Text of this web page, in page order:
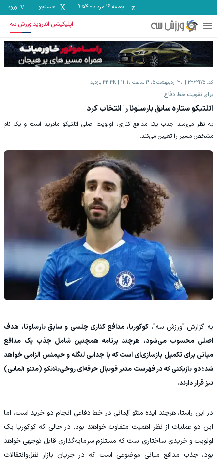
جمعه ۱۶ مرداد -
19:54 جستجو ورود
اپلیکیشن اندروید ورزش سه
کد: 2362175 30 اردیبهشت 1405 ساعت 14:10 43.4K بازدید
برای تقویت خط دفاع
اتلتیکو ستاره سابق بارسلونا را انتخاب کرد
به نظر می‌رسد جذب یک مدافع کناری، اولویت اصلی اتلتیکو مادرید است و یک نام
مشخص مسیر را تعیین می‌کند.
به گزارش "ورزش سه"،کوکوریا، مدافع کناری چلسی و سابق بارسلونا، هدف
اصلی محسوب می‌شود، هرچند برنامه همچنین شامل جذب یک مدافع
میانی برای تکمیل بازسازی‌ای است که با جدایی لنگله و خیمنس الزامی خواهد
شد؛ دو بازیکنی که در فهرست مدیر فوتبال حرفه‌ای روخی‌بلانکو (متئو آلِمانی)
نیز قرار دارند.
در این راستا، هرچند ایده متئو آلِمانی در خط دفاعی انجام دو خرید است، اما
این دو عملیات از نظر اهمیت متفاوت خواهند بود. در حالی که کوکوریا یک
اولویت و خریدی ساختاری است که مستلزم سرمایه‌گذاری قابل توجهی خواهد
بود، جذب مدافع میانی موضوعی است که در جریان بازار نقل‌وانتقالات